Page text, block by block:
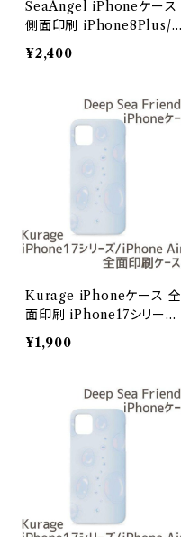
SeaAngel iPhoneケース
側面印刷 iPhone8Plus/7
Plus/6Plus/6sPlus【Dee
p Sea Friends】
¥2,400
Kurage iPhoneケース 全
面印刷 iPhone17シリーズ
/ iPhoneAir【Deep Sea F
riends】/iPhone17
¥1,900